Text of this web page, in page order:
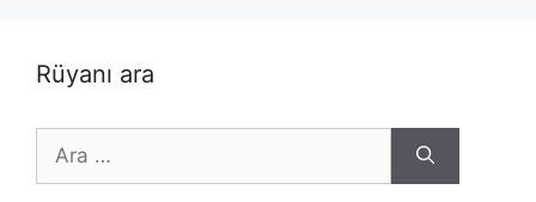
Rüyanı ara
için